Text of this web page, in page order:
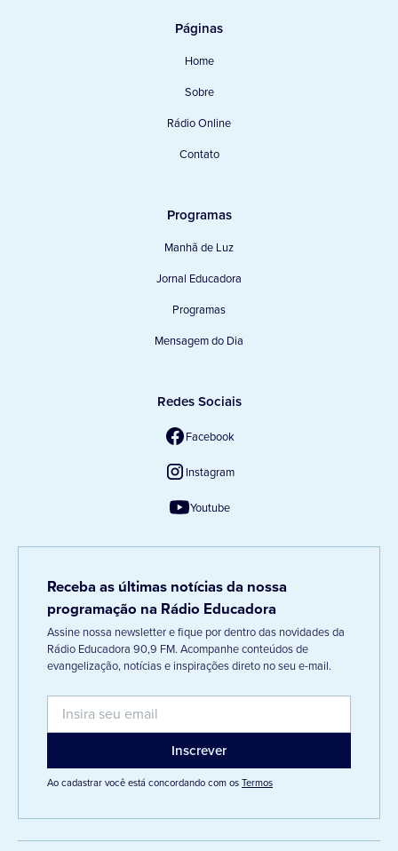
Páginas
Home
Sobre
Rádio Online
Contato
Programas
Manhã de Luz
Jornal Educadora
Programas
Mensagem do Dia
Redes Sociais
Facebook
Instagram
Youtube
Receba as últimas notícias da nossa
programação na Rádio Educadora
Assine nossa newsletter e fique por dentro das novidades da
Rádio Educadora 90,9 FM. Acompanhe conteúdos de
evangelização, notícias e inspirações direto no seu e-mail.
Ao cadastrar você está concordando com osTermos